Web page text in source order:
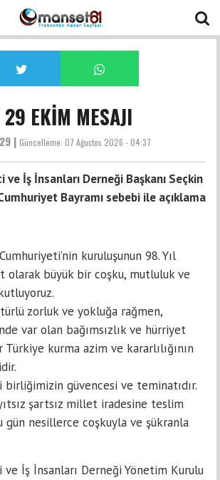
29 EKİM MESAJI
| Güncelleme: 07 Ağustos 2026 - 04:37
ve İş İnsanları Derneği Başkanı Seçkin
Bayramı sebebi ile açıklama
kuruluşunun 98. Yıl
olarak büyük bir coşku, mutluluk ve
zorluk ve yokluğa rağmen,
var olan bağımsızlık ve hürriyet
Türkiye kurma azim ve kararlılığının
güvencesi ve teminatıdır.
şartsız millet iradesine teslim
nesillerce coşkuyla ve şükranla
ve İş İnsanları Derneği Yönetim Kurulu